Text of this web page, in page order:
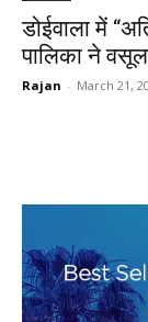
डोईवाला में
पालिका ने
Rajan - March 21,